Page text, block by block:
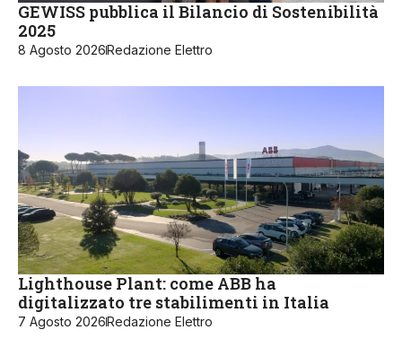
GEWISS pubblica il Bilancio di Sostenibilità
2025
8 Agosto 2026 Redazione Elettro
Lighthouse Plant: come ABB ha
digitalizzato tre stabilimenti in Italia
7 Agosto 2026 Redazione Elettro